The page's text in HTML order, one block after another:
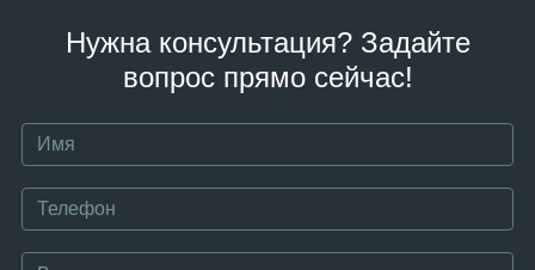
Нужна консультация? Задайте
вопрос прямо сейчас!